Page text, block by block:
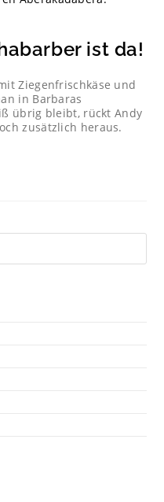
ist da!
Ziegenfrischkäse und
in Barbaras
übrig bleibt, rückt Andy
zusätzlich heraus.